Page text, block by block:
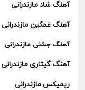
آهنگ شاد مازندرانی
آهنگ غمگین مازندرانی
آهنگ جشنی مازندرانی
آهنگ گیتاری مازندرانی
ریمیکس مازندرانی